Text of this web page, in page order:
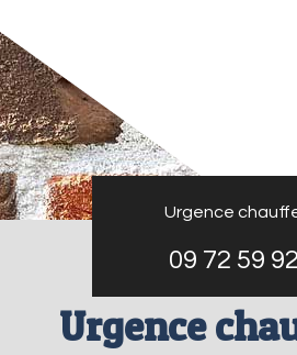
Urgence
09 72 59
Urgence